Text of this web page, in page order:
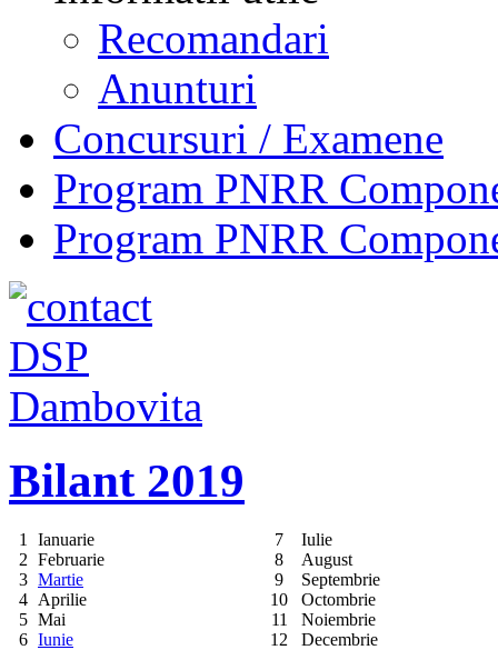
Recomandari
Anunturi
Concursuri / Examene
Program PNRR
Program PNRR
Bilant 2019
1 Ianuarie 7
Iulie
2 Februarie 8
August
3 Martie 9
Septembrie
4 Aprilie 10
Octombrie
5 Mai 11
Noiembrie
6 Iunie 12 Decembrie